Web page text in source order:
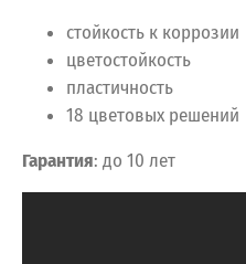
стойкость к коррозии
цветостойкость
пластичность
18 цветовых решений
Гарантия: до 10 лет